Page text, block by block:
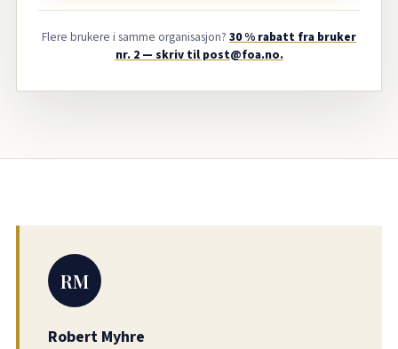
Flere brukere i samme organisasjon? 30 % rabatt fra bruker
nr. 2 — skriv til post@foa.no.
RM
Robert Myhre